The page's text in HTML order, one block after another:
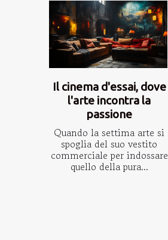
Il cinema d'essai, dove
l'arte incontra la
passione
Quando la settima arte si
spoglia del suo vestito
commerciale per indossare
quello della pura...